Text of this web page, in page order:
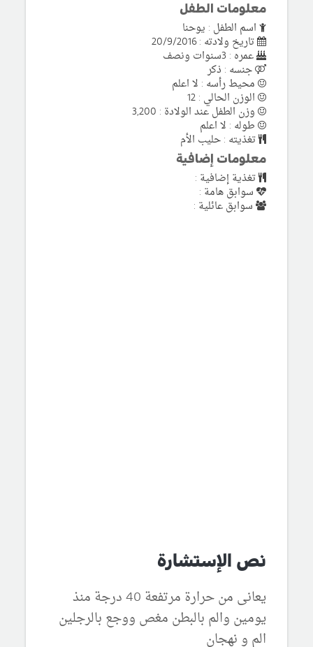
معلومات الطفل
اسم الطفل : يوحنا
تاريخ ولادته : 20/9/2016
عمره : 3سنوات ونصف
جنسه : ذكر
محيط رأسه : لا اعلم
الوزن الحالي : 12
وزن الطفل عند الولادة : 3,200
طوله : لا اعلم
تغذيته : حليب الأم
معلومات إضافية
تغذية إضافية :
سوابق هامة :
سوابق عائلية :
نص الإستشارة
يعانى من حرارة مرتفعة 40 درجة منذ
يومين والم بالبطن مغص ووجع بالرجلين
الم و نهجان